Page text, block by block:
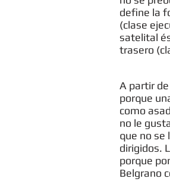
define la
(clase
satelital
trasero
A partir
porque
como
no le
que no se
dirigidos.
porque
Belgrano